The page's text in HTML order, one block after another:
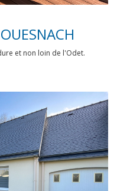
et non loin de l'Odet.